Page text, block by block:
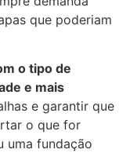
que poderiam
o tipo de
e mais
e garantir que
o que for
uma fundação